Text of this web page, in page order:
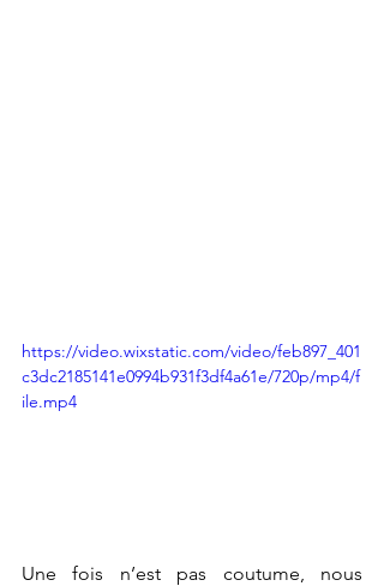
https://video.wixstatic.com/video/feb897_401
c3dc2185141e0994b931f3df4a61e/720p/mp4/f
ile.mp4
Une fois n’est pas coutume, nous